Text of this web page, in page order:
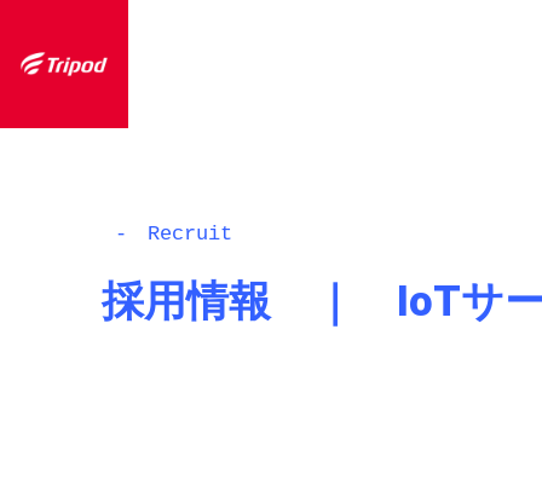
- Recruit
採用情報 ｜ IoTサー